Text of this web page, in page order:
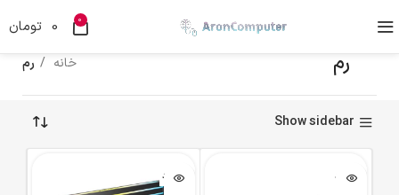
0
0 تومان
رم خانه رم
Show sidebar
ناموجود ناموجود